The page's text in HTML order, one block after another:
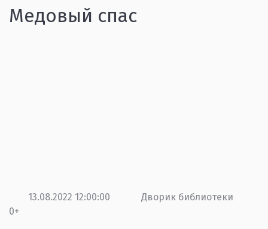
Медовый спас
13.08.2022 12:00:00
Дворик библиотеки
0+